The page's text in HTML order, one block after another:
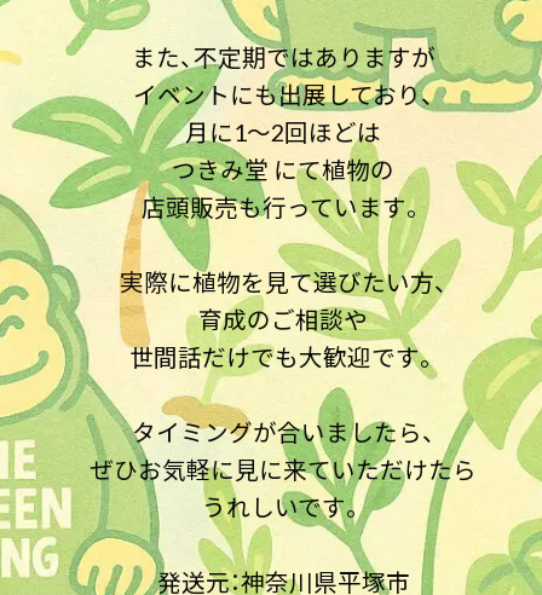
また、不定期ではありますが
イベントにも出展しており、
月に1〜2回ほどは
つきみ堂 にて植物の
店頭販売も行っています。
実際に植物を見て選びたい方、
育成のご相談や
世間話だけでも大歓迎です。
タイミングが合いましたら、
ぜひお気軽に見に来ていただけたら
うれしいです。
発送元：神奈川県平塚市